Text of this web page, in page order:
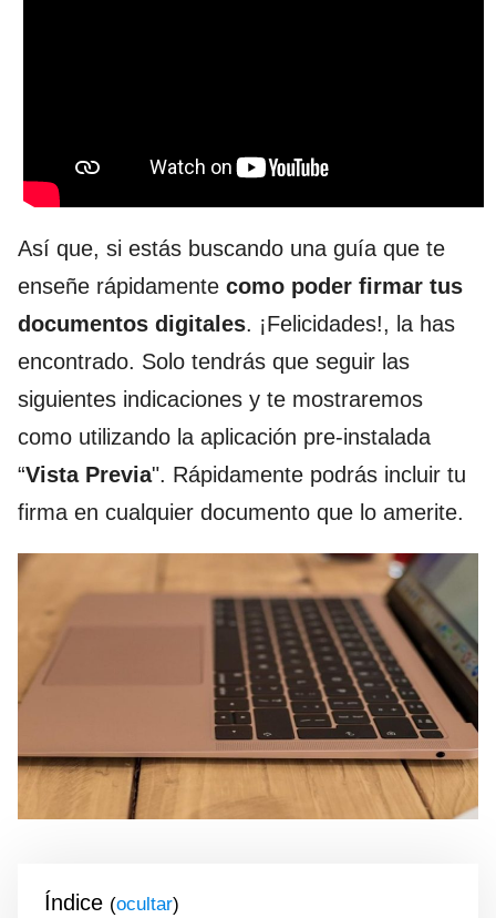
Así que, si estás buscando una guía que te
enseñe rápidamente como poder firmar tus
documentos digitales. ¡Felicidades!, la has
encontrado. Solo tendrás que seguir las
siguientes indicaciones y te mostraremos
como utilizando la aplicación pre-instalada
“Vista Previa". Rápidamente podrás incluir tu
firma en cualquier documento que lo amerite.
Índice ( )